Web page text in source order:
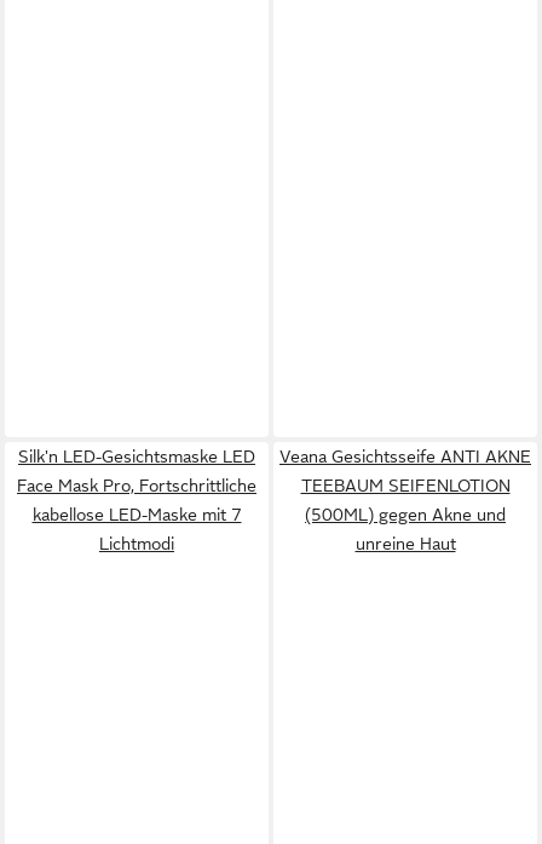
Silk'n LED-Gesichtsmaske LED
Face Mask Pro, Fortschrittliche
kabellose LED-Maske mit 7
Lichtmodi
Veana Gesichtsseife ANTI AKNE
TEEBAUM SEIFENLOTION
(500ML) gegen Akne und
unreine Haut